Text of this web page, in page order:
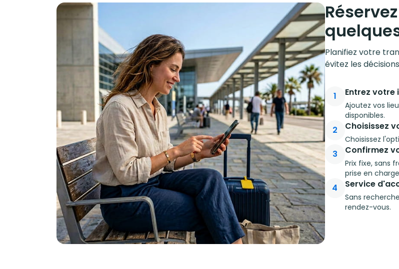
Planifiez votre
évitez les
1 Entrez votre
Ajoutez vos
disponibles.
2 Choisissez
Choisissez
3 Confirmez
Prix fixe, sans
prise en
4 Service
Sans
rendez-vous.